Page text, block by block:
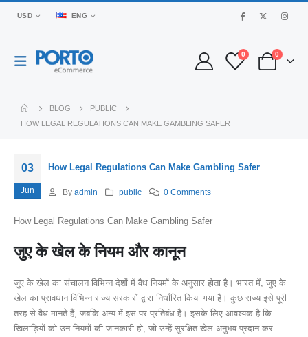
USD ENG
0 0
BLOG
PUBLIC
HOW LEGAL REGULATIONS CAN MAKE GAMBLING SAFER
03
Jun
How Legal Regulations Can Make Gambling Safer
By admin public 0 Comments
How Legal Regulations Can Make Gambling Safer
जुए के खेल के नियम और कानून
जुए के खेल का संचालन विभिन्न देशों में वैध नियमों के अनुसार होता है। भारत में, जुए के
खेल का प्रावधान विभिन्न राज्य सरकारों द्वारा निर्धारित किया गया है। कुछ राज्य इसे पूरी
तरह से वैध मानते हैं, जबकि अन्य में इस पर प्रतिबंध है। इसके लिए आवश्यक है कि
खिलाड़ियों को उन नियमों की जानकारी हो, जो उन्हें सुरक्षित खेल अनुभव प्रदान कर